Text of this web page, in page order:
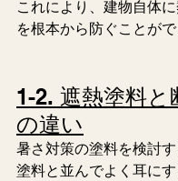
これにより、建物自体
を根本から防ぐことが
1-2. 遮熱塗料と
の違い
暑さ対策の塗料を検討
塗料と並んでよく耳に